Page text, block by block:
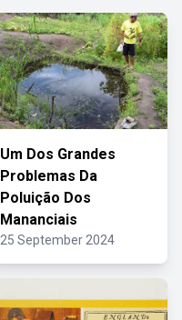
Um Dos Grandes
Problemas Da
Poluição Dos
Mananciais
25 September 2024